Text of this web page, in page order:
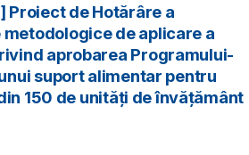
Proiect de Hotărâre a
de aplicare a
aprobarea Programului-
suport alimentar pentru
150 de unități de învățământ